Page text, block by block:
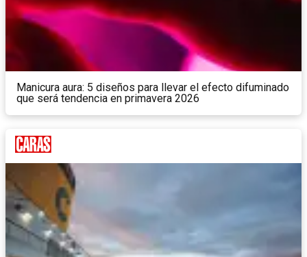
Manicura aura: 5 diseños para llevar el efecto difuminado
que será tendencia en primavera 2026